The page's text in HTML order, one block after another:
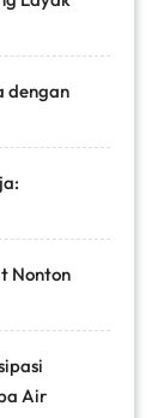
dengan
Nonton
Air